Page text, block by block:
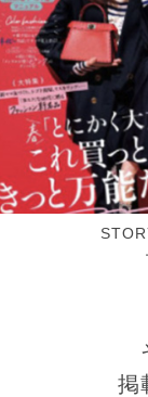
掲